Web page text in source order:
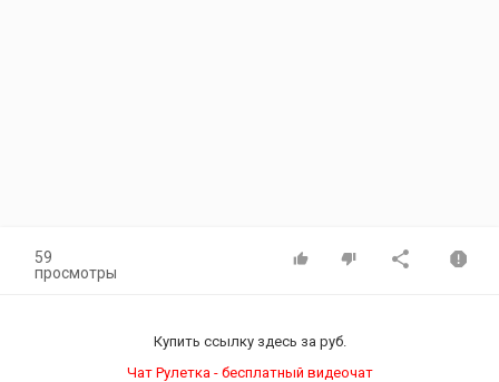
59
просмотры
Купить ссылку здесь за руб.
Чат Рулетка - бесплатный видеочат